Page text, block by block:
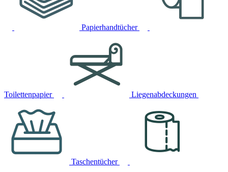
Papierhandtücher
Toilettenpapier Liegenabdeckungen
Taschentücher